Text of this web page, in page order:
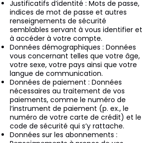
Justificatifs d’identité : Mots de passe,
indices de mot de passe et autres
renseignements de sécurité
semblables servant à vous identifier et
à accéder à votre compte.
Données démographiques : Données
vous concernant telles que votre âge,
votre sexe, votre pays ainsi que votre
langue de communication.
Données de paiement : Données
nécessaires au traitement de vos
paiements, comme le numéro de
l’instrument de paiement (p. ex., le
numéro de votre carte de crédit) et le
code de sécurité qui s’y rattache.
Données sur les abonnements :